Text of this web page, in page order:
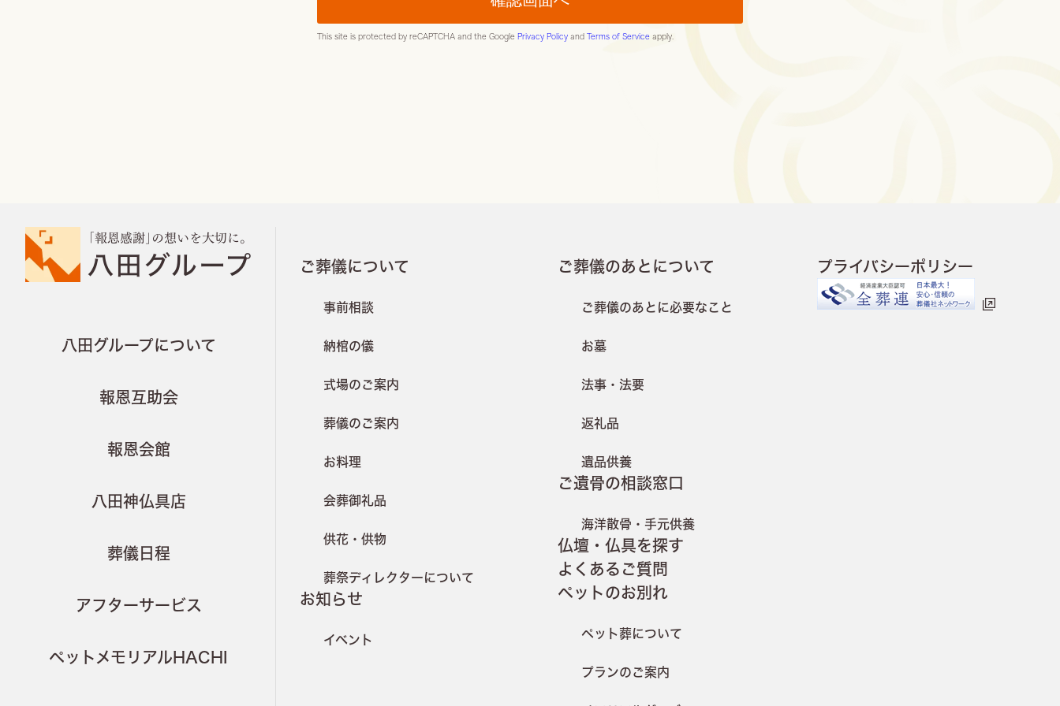
This site is protected by reCAPTCHA and the Google Privacy Policy and Terms of Service apply.
八田グループについて
報恩互助会
報恩会館
八田神仏具店
葬儀日程
アフターサービス
ペットメモリアルHACHI
ご葬儀について
事前相談
納棺の儀
式場のご案内
葬儀のご案内
お料理
会葬御礼品
供花・供物
葬祭ディレクターについて
お知らせ
イベント
ご葬儀のあとについて
ご葬儀のあとに必要なこと
お墓
法事・法要
返礼品
遺品供養
ご遺骨の相談窓口
海洋散骨・手元供養
仏壇・仏具を探す
よくあるご質問
ペットのお別れ
ペット葬について
プランのご案内
プライバシーポリシー